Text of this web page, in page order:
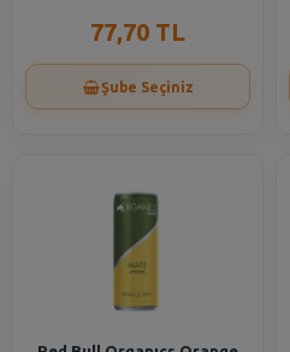
77,70 TL
Şube Seçiniz